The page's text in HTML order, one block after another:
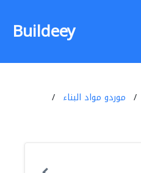
Buildeey
موردو مواد البناء